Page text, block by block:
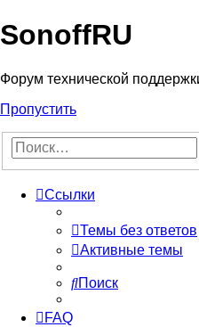
SonoffRU
Форум технической
Пропустить
Ссылки
Темы без ответов
Активные темы
Поиск
FAQ